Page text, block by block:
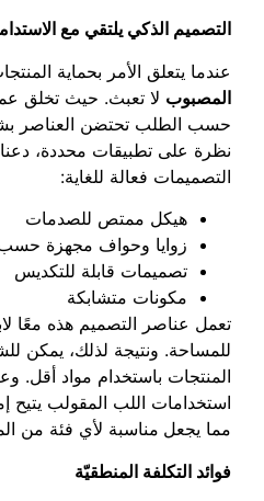
التصميم الذكي يلتقي مع
عندما يتعلق الأمر بحماية
المصبوب لا تعبث. حيث تخلق
حسب الطلب تحتضن العناصر
نظرة على تطبيقات محددة،
التصميمات فعالة للغاية:
هيكل ممتص للصدمات
زوايا وحواف مجهزة
تصميمات قابلة للتكديس
مكونات متشابكة
تعمل عناصر التصميم هذه معًا
للمساحة. ونتيجة لذلك، يمكن
المنتجات باستخدام مواد أقل.
استخدامات اللب المقولب يتيح
مما يجعل مناسبة لأي فئة من
فوائد التكلفة المنطقيّة